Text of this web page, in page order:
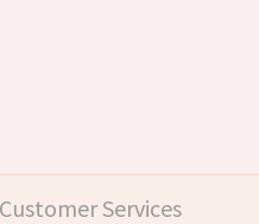
Services